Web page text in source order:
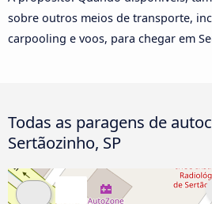
sobre outros meios de transporte,
carpooling e voos, para chegar em
Todas as paragens de
Sertãozinho, SP